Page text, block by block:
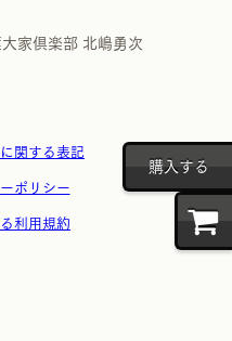
購入する
倶楽部 北嶋勇次
関する表記
ポリシー
利用規約